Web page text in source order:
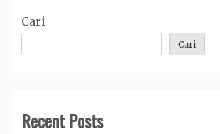
Cari
Cari
Recent Posts